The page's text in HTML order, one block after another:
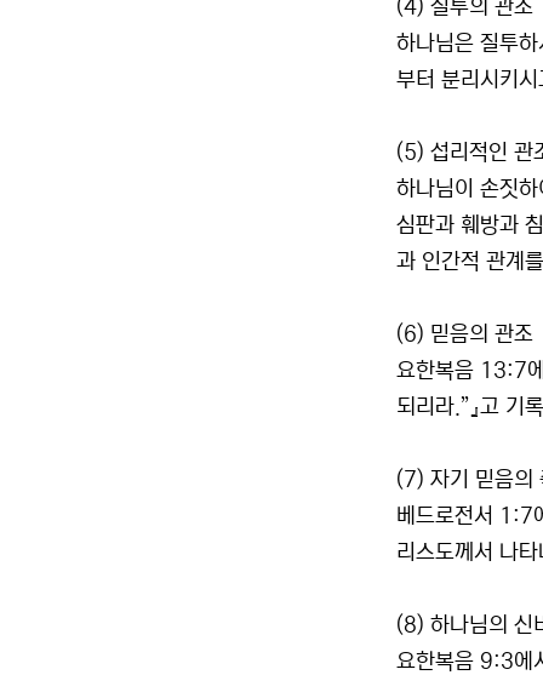
(4) 질투의 관조
하나님은 질투
부터 분리시키
(5) 섭리적인 관
하나님이 손짓
심판과 훼방과
과 인간적 관계
(6) 믿음의 관조
요한복음 13:7
되리라.”』고 기
(7) 자기 믿음의
베드로전서 1:7
리스도께서 나
(8) 하나님의 신
요한복음 9:3에